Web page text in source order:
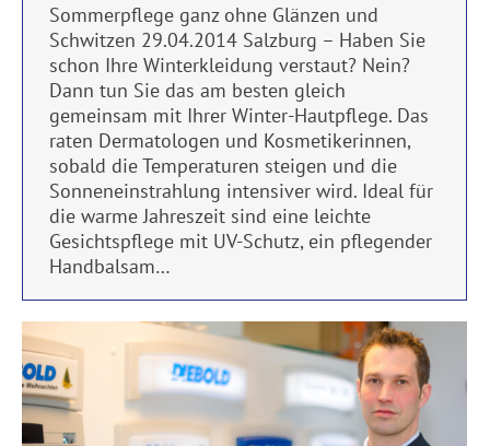
Sommerpflege ganz ohne Glänzen und
Schwitzen 29.04.2014 Salzburg – Haben Sie
schon Ihre Winterkleidung verstaut? Nein?
Dann tun Sie das am besten gleich
gemeinsam mit Ihrer Winter-Hautpflege. Das
raten Dermatologen und Kosmetikerinnen,
sobald die Temperaturen steigen und die
Sonneneinstrahlung intensiver wird. Ideal für
die warme Jahreszeit sind eine leichte
Gesichtspflege mit UV-Schutz, ein pflegender
Handbalsam…